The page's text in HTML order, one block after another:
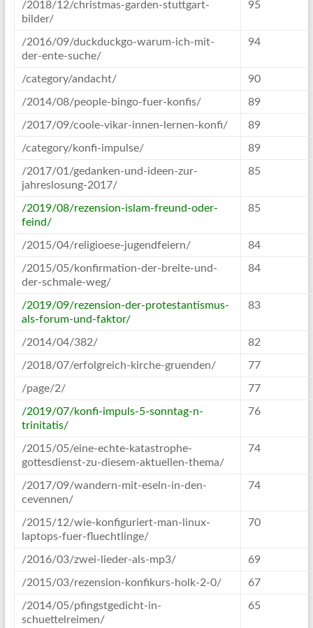
/2018/12/christmas-garden-stuttgart-
bilder/
95
/2016/09/duckduckgo-warum-ich-mit-
der-ente-suche/
94
/category/andacht/ 90
/2014/08/people-bingo-fuer-konfis/ 89
/2017/09/coole-vikar-innen-lernen-konfi/ 89
/category/konfi-impulse/ 89
/2017/01/gedanken-und-ideen-zur-
jahreslosung-2017/
85
/2019/08/rezension-islam-freund-oder-
feind/
85
/2015/04/religioese-jugendfeiern/ 84
/2015/05/konfirmation-der-breite-und-
der-schmale-weg/
84
/2019/09/rezension-der-protestantismus-
als-forum-und-faktor/
83
/2014/04/382/ 82
/2018/07/erfolgreich-kirche-gruenden/ 77
/page/2/ 77
/2019/07/konfi-impuls-5-sonntag-n-
trinitatis/
76
/2015/05/eine-echte-katastrophe-
gottesdienst-zu-diesem-aktuellen-thema/
74
/2017/09/wandern-mit-eseln-in-den-
cevennen/
74
/2015/12/wie-konfiguriert-man-linux-
laptops-fuer-fluechtlinge/
70
/2016/03/zwei-lieder-als-mp3/ 69
/2015/03/rezension-konfikurs-holk-2-0/ 67
/2014/05/pfingstgedicht-in-
schuettelreimen/
65